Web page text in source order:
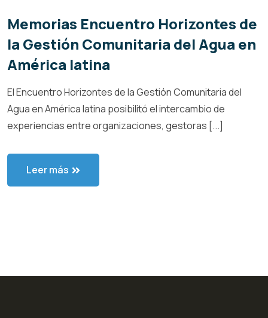
Memorias Encuentro Horizontes de
la Gestión Comunitaria del Agua en
América latina
El Encuentro Horizontes de la Gestión Comunitaria del
Agua en América latina posibilitó el intercambio de
experiencias entre organizaciones, gestoras [...]
Leer más